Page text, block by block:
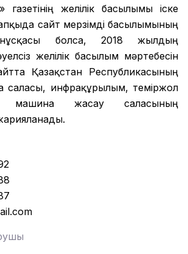
газетінің желілік басылымы іске
сайт мерзімді басылымының
болса, 2018 жылдың
желілік басылым мәртебесін
Қазақстан Республикасының
саласы, инфрақұрылым, теміржол
машина жасау саласының